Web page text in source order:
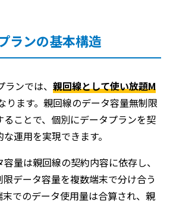
ランの基本構造
ンでは、 親回線として使い放題M
ります。親回線のデータ容量無制限
ことで、個別にデータプランを契
運用を実現できます。
量は親回線の契約内容に依存し、
データ容量を複数端末で分け合う
でのデータ使用量は合算され、親